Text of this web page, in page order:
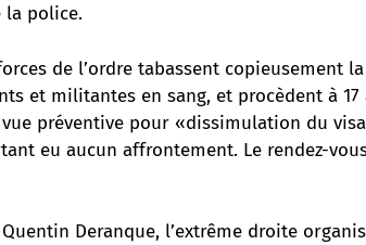
la police.
de l’ordre tabassent copieusement
et militantes en sang, et procèdent à
préventive pour «dissimulation du
eu aucun affrontement. Le rendez-
Deranque, l’extrême droite